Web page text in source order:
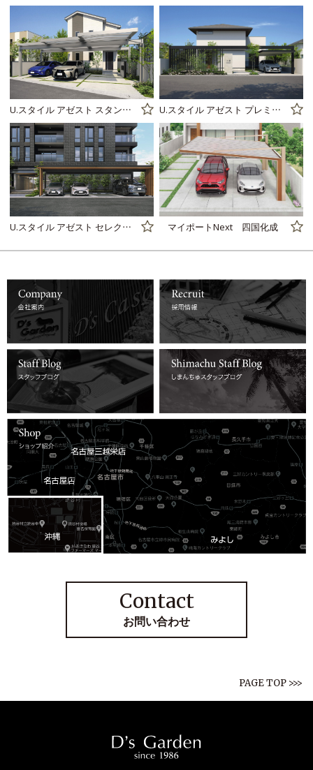
U.スタイル アゼスト スタンダードタイプ 三協アルミ U.スタイル アゼスト プレミアムタイプ 三協アルミ
U.スタイル アゼスト セレクトラインタイプ 三協アルミ マイポートNext 四国化成
詳しくはコチラ 詳しくはコチラ
詳しくはコチラ 詳しくはコチラ
詳しくはコチラ
Contact
お問い合わせ
PAGE TOP >>>